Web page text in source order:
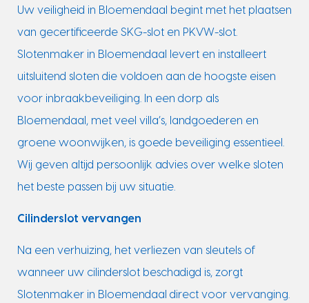
Uw veiligheid in Bloemendaal begint met het plaatsen
van gecertificeerde SKG-slot en PKVW-slot.
Slotenmaker in Bloemendaal levert en installeert
uitsluitend sloten die voldoen aan de hoogste eisen
voor inbraakbeveiliging. In een dorp als
Bloemendaal, met veel villa’s, landgoederen en
groene woonwijken, is goede beveiliging essentieel.
Wij geven altijd persoonlijk advies over welke sloten
het beste passen bij uw situatie.
Cilinderslot vervangen
Na een verhuizing, het verliezen van sleutels of
wanneer uw cilinderslot beschadigd is, zorgt
Slotenmaker in Bloemendaal direct voor vervanging.